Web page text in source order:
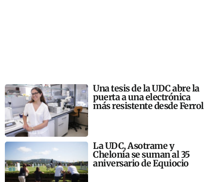
Una tesis de la UDC abre la
puerta a una electrónica
más resistente desde Ferrol
La UDC, Asotrame y
Chelonia se suman al 35
aniversario de Equiocio